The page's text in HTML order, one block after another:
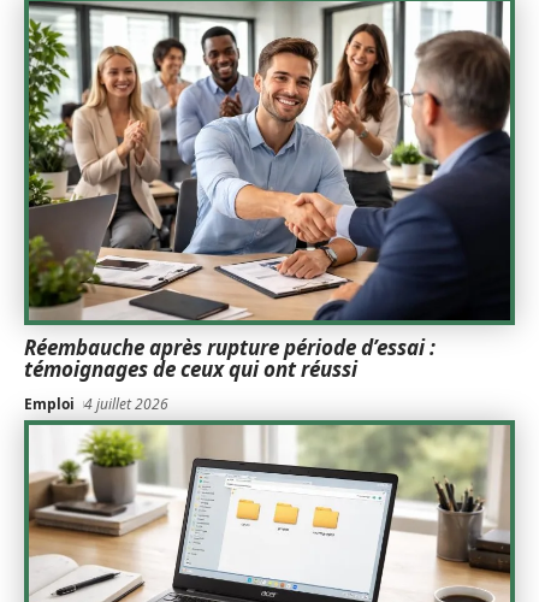
Réembauche après rupture période d’essai :
témoignages de ceux qui ont réussi
Emploi 4 juillet 2026